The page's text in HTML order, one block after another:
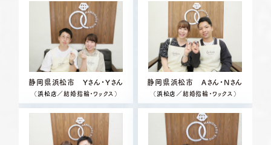
静岡県浜松市 Yさん・Yさん
（浜松店 ／結婚指輪・ワックス）
静岡県浜松市 Aさん・Nさん
（浜松店 ／結婚指輪・ワックス）